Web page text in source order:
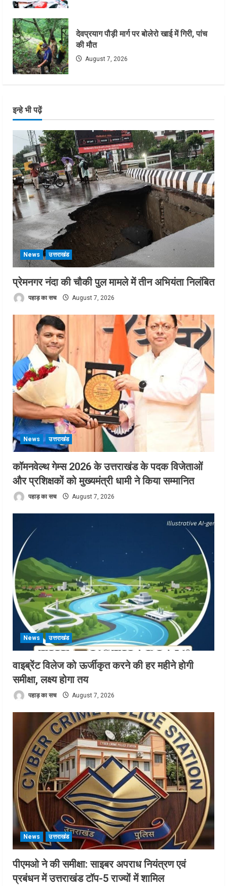
देवप्रयाग पौड़ी मार्ग पर बोलेरो खाई में गिरी, पांच
की मौत
August 7, 2026
इन्हे भी पढ़ें
News उत्तराखंड
प्रेमनगर नंदा की चौकी पुल मामले में तीन अभियंता निलंबित
पहाड़ का सच August 7, 2026
News उत्तराखंड
कॉमनवेल्थ गेम्स 2026 के उत्तराखंड के पदक विजेताओं
और प्रशिक्षकों को मुख्यमंत्री धामी ने किया सम्मानित
पहाड़ का सच August 7, 2026
News उत्तराखंड
वाइब्रेंट विलेज को ऊर्जीकृत करने की हर महीने होगी
समीक्षा, लक्ष्य होगा तय
पहाड़ का सच August 7, 2026
News उत्तराखंड
पीएमओ ने की समीक्षा: साइबर अपराध नियंत्रण एवं
प्रबंधन में उत्तराखंड टॉप-5 राज्यों में शामिल